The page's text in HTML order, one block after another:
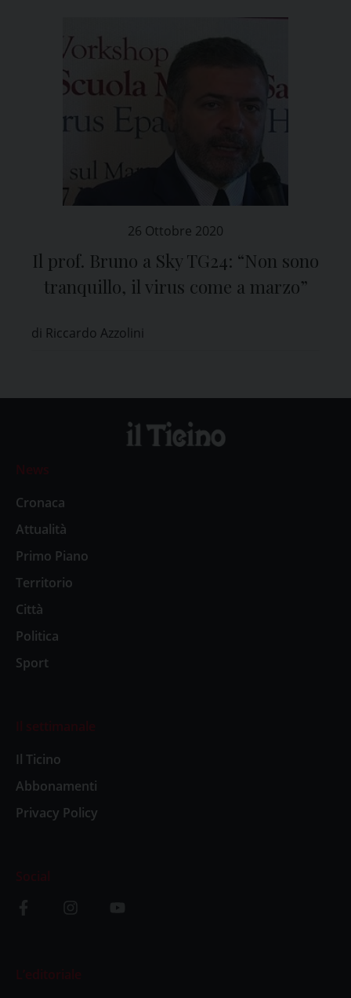
26 Ottobre 2020
Il prof. Bruno a Sky TG24: “Non sono
tranquillo, il virus come a marzo”
di Riccardo Azzolini
News
Cronaca
Attualità
Primo Piano
Territorio
Città
Politica
Sport
Il settimanale
Il Ticino
Abbonamenti
Privacy Policy
Social
L’editoriale